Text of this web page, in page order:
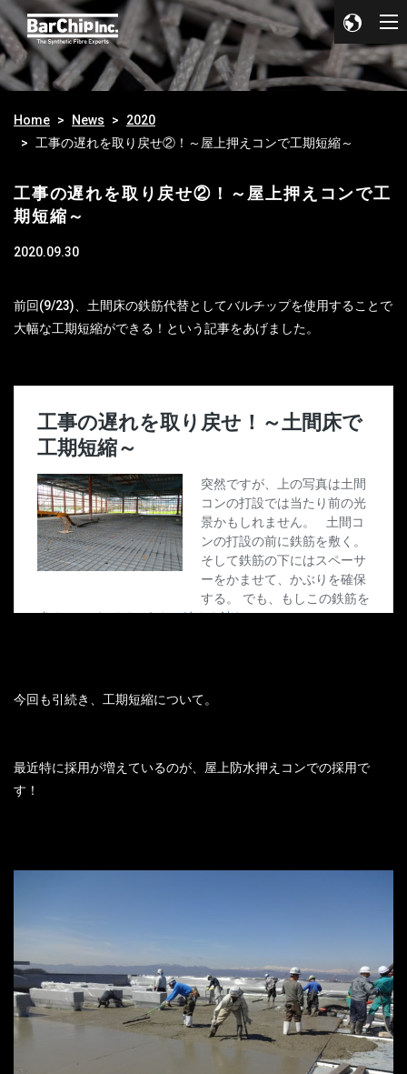
Home News
2020
工事の遅れを取り戻せ②！～屋上押えコンで工期短縮～
工事の遅れを取り戻せ②！～屋上押えコンで工
期短縮～
2020.09.30
前回(9/23)、土間床の鉄筋代替としてバルチップを使用することで
大幅な工期短縮ができる！という記事をあげました。
今回も引続き、工期短縮について。
最近特に採用が増えているのが、屋上防水押えコンでの採用で
す！